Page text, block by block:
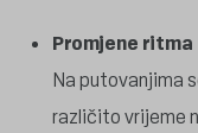
Promjene ritma
Na putovanjima
različito vrijeme